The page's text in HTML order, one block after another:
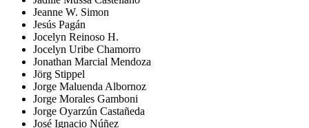
Jeanne W. Simon
Jesús Pagán
Jocelyn Reinoso H.
Jocelyn Uribe Chamorro
Jonathan Marcial Mendoza
Jörg Stippel
Jorge Maluenda Albornoz
Jorge Morales Gamboni
Jorge Oyarzún Castañeda
José Ignacio Núñez